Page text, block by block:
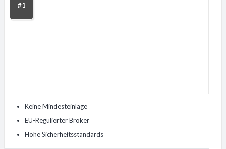
#1
Keine Mindesteinlage
EU-Regulierter Broker
Hohe Sicherheitsstandards